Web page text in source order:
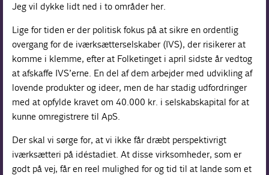
Jeg vil dykke lidt ned i to områder her.
Lige for tiden er der politisk fokus på at sikre en ordentlig
overgang for de iværksætterselskaber (IVS), der risikerer at
komme i klemme, efter at Folketinget i april sidste år vedtog
at afskaffe IVS’erne. En del af dem arbejder med udvikling af
lovende produkter og ideer, men de har stadig udfordringer
med at opfylde kravet om 40.000 kr. i selskabskapital for at
kunne omregistrere til ApS.
Der skal vi sørge for, at vi ikke får dræbt perspektivrigt
iværksætteri på idéstadiet. At disse virksomheder, som er
godt på vej, får en reel mulighed for og tid til at lande som et